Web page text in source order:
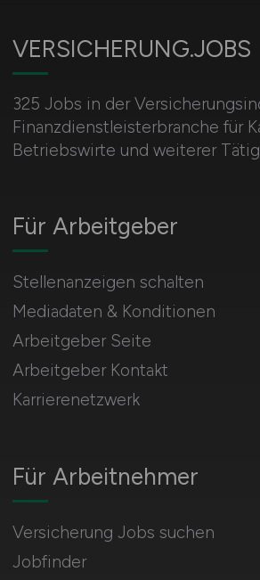
VERSICHERUNG.JOBS
325 Jobs in der
Finanzdienstleisterbranche für
Betriebswirte und weiterer
Für Arbeitnehmer
Versicherung Jobs suchen
Jobfinder
Für Arbeitgeber
Stellenanzeigen schalten
Mediadaten & Konditionen
Arbeitgeber Seite
Arbeitgeber Kontakt
Karrierenetzwerk